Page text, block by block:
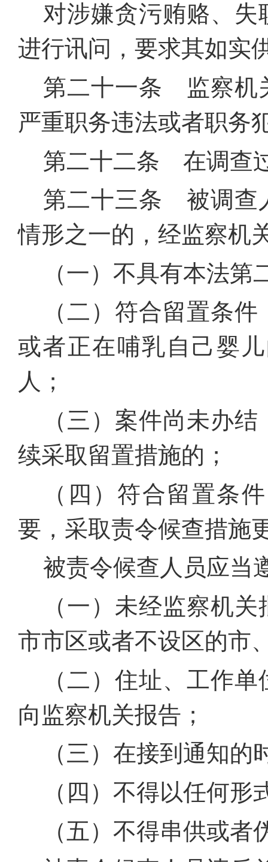
对涉嫌贪污贿赂、
进行讯问，要求其如实
第二十一条 监察机
严重职务违法或者职务
第二十二条 在调查
第二十三条 被调查
情形之一的，经监察机
（一）不具有本法
（二）符合留置条
或者正在哺乳自己婴
人；
（三）案件尚未办
续采取留置措施的；
（四）符合留置条
要，采取责令候查措施
被责令候查人员应当
（一）未经监察机
市市区或者不设区的市
（二）住址、工作
向监察机关报告；
（三）在接到通知
（四）不得以任何
（五）不得串供或